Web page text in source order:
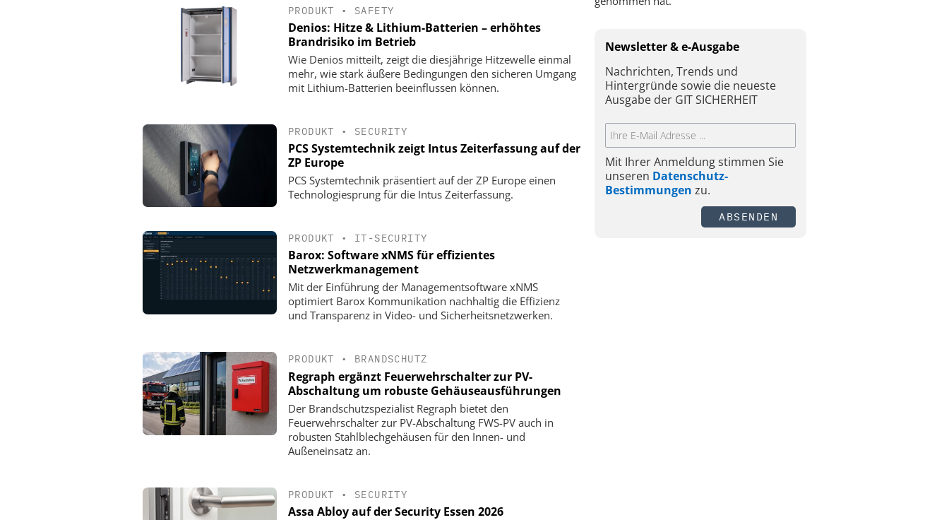
PRODUKT • SAFETY
Denios: Hitze & Lithium-Batterien – erhöhtes
Brandrisiko im Betrieb
Wie Denios mitteilt, zeigt die diesjährige Hitzewelle einmal
mehr, wie stark äußere Bedingungen den sicheren Umgang
mit Lithium-Batterien beeinflussen können.
PRODUKT • SECURITY
PCS Systemtechnik zeigt Intus Zeiterfassung auf der
ZP Europe
PCS Systemtechnik präsentiert auf der ZP Europe einen
Technologiesprung für die Intus Zeiterfassung.
PRODUKT • IT-SECURITY
Barox: Software xNMS für effizientes
Netzwerkmanagement
Mit der Einführung der Managementsoftware xNMS
optimiert Barox Kommunikation nachhaltig die Effizienz
und Transparenz in Video- und Sicherheitsnetzwerken.
PRODUKT • BRANDSCHUTZ
Regraph ergänzt Feuerwehrschalter zur PV-
Abschaltung um robuste Gehäuseausführungen
Der Brandschutzspezialist Regraph bietet den
Feuerwehrschalter zur PV-Abschaltung FWS-PV auch in
robusten Stahlblechgehäusen für den Innen- und
Außeneinsatz an.
PRODUKT • SECURITY
Assa Abloy auf der Security Essen 2026
Newsletter & e-Ausgabe
Nachrichten, Trends und
Hintergründe sowie die neueste
Ausgabe der GIT SICHERHEIT
Mit Ihrer Anmeldung stimmen Sie
unseren Datenschutz-
Bestimmungen zu.
ABSENDEN